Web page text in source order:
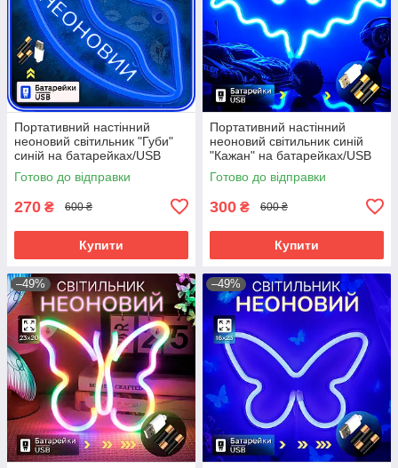
Портативний настінний
неоновий світильник "Губи"
синій на батарейках/USB
28*15см
Готово до відправки
270 ₴ 600 ₴
Купити
Портативний настінний
неоновий світильник синій
"Кажан" на батарейках/USB
36*2*18 см
Готово до відправки
300 ₴ 600 ₴
Купити
–49% –49%